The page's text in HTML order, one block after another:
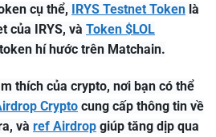
cụ thể, IRYS Testnet Token là
của IRYS, và Token $LOL
hí hước trên Matchain.
thích của crypto, nơi bạn có thể
Crypto cung cấp thông tin về
và ref Airdrop giúp tăng dịp qua